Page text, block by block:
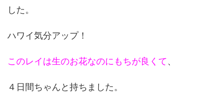
した。
ハワイ気分アップ！
このレイは生のお花なのにもちが良くて、
４日間ちゃんと持ちました。